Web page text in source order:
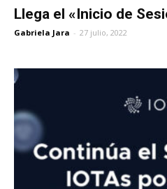
Llega el «Inicio de
Gabriela Jara - 27 julio, 2022